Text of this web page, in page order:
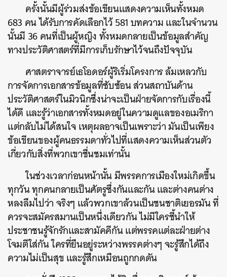
ครั้งนั้นมีผู้ร่วมส่งข้อเขียนแสดงความเห็นทั้งหมด
683 คน ได้รับการคัดเลือกไว้ 581 บทความ และในจำนวน
นั้นมี 36 คนที่เป็นผู้หญิง ทั้งหมดกลายเป็นข้อมูลสำคัญ
ทางประวัติศาสตร์ที่มีการเก็บรักษาไว้จนถึงปัจจุบัน
ศาสตราจารย์เธโอดอร์ผู้ริเริ่มโครงการ ล้มเหลวกับ
การจัดการเอกสารข้อมูลที่ซับซ้อน ส่วนสถาบันด้าน
ประวัติศาสตร์ในมิวนิกซึ่งน่าจะเป็นฝ่ายจัดการกับเรื่องนี้
ได้ดี และรู้ว่าเอกสารทั้งหมดอยู่ในความดูแลของอเมริกา
แต่กลับไม่ได้สนใจ เหตุผลอาจเป็นเพราะว่า มันเป็นเพียง
ข้อเขียนของผู้คนธรรมดาทั่วไปที่แสดงความเห็นส่วนตัว
เกี่ยวกับสิ่งที่พวกเขาชื่นชมเท่านั้น
ในช่วงเวลาก่อนหน้านั้น มีพรรคการเมืองใหม่เกิดขึ้น
ทุกวัน ทุกคนกลายเป็นศัตรูซึ่งกันและกัน และต่างคนต่าง
หลงลืมไปว่า จริงๆ แล้วพวกเขาล้วนเป็นชนชาติเยอรมัน ที่
ควรจะสมัครสมานเป็นหนึ่งเดียวกัน ไม่มีใครชี้นำให้
ประชาชนรู้จักรักและสามัคคีกัน แต่พรรคแต่ละฝ่ายต่าง
โจมตีใส่กัน ใครที่ยืนอยู่ระหว่างพรรคต่างๆ จะรู้สึกได้ถึง
ความไม่เป็นสุข และรู้สึกเหมือนถูกกดดัน